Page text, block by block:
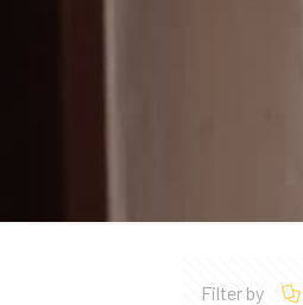
Filter by